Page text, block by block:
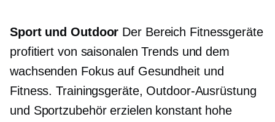
Sport und Outdoor Der Bereich Fitnessgeräte
profitiert von saisonalen Trends und dem
wachsenden Fokus auf Gesundheit und
Fitness. Trainingsgeräte, Outdoor-Ausrüstung
und Sportzubehör erzielen konstant hohe